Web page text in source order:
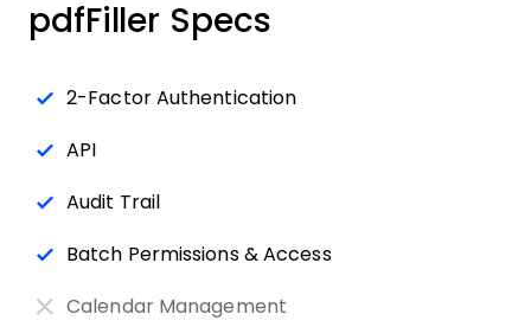
pdfFiller Specs
2-Factor Authentication
API
Audit Trail
Batch Permissions & Access
Calendar Management